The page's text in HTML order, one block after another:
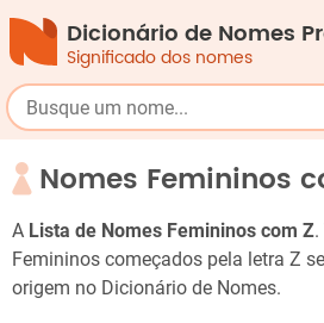
Dicionário de Nomes
Significado dos nomes
Nomes Femininos
A Lista de Nomes Femininos com Z
Femininos começados pela letra Z
origem no Dicionário de Nomes.